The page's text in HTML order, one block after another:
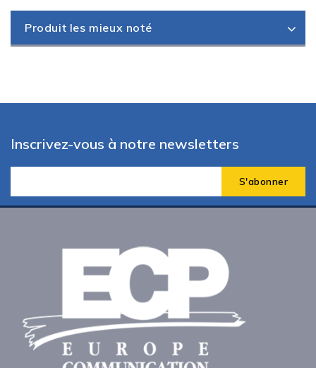
Produit les mieux noté
Inscrivez-vous à notre newsletters